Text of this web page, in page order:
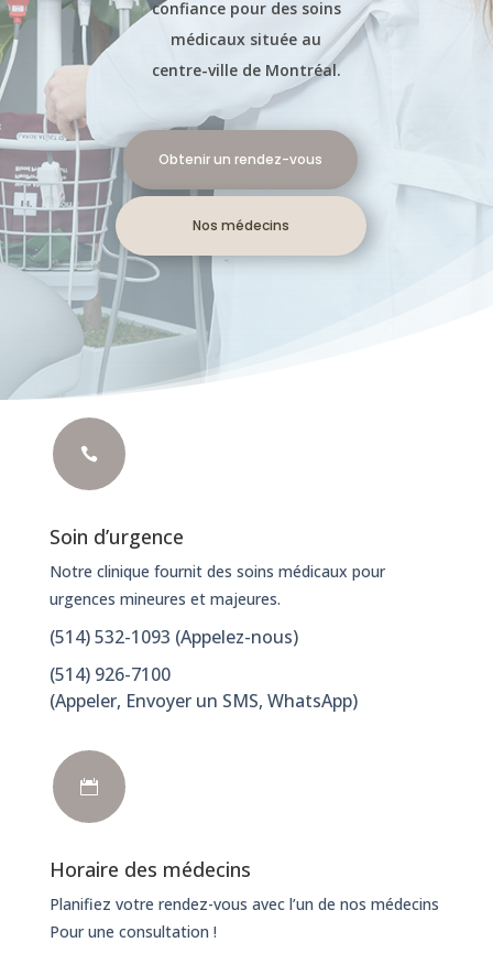
confiance pour des soins
médicaux située au
centre-ville de Montréal.
Obtenir un rendez-vous
Nos médecins

Soin d’urgence
Notre clinique fournit des soins médicaux pour
urgences mineures et majeures.
(514) 532-1093 (Appelez-nous)
(514) 926-7100
(Appeler, Envoyer un SMS, WhatsApp)

Horaire des médecins
Planifiez votre rendez-vous avec l’un de nos médecins
Pour une consultation !